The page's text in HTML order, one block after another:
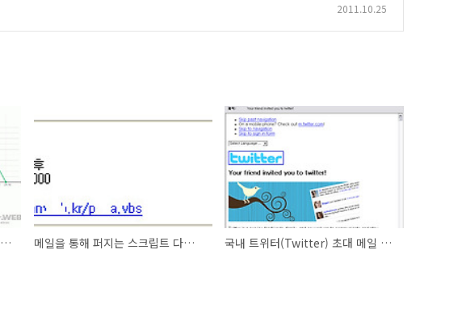
2011.10.25
금융 정보 탈취하는 Bebloh 악성코드 발견 메일을 통해 퍼지는 스크립트 다운로더 국내 트위터(Twitter) 초대 메일 위장 악성코드 발견